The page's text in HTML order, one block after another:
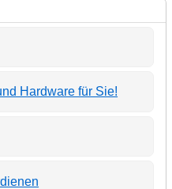
Hardware für Sie!